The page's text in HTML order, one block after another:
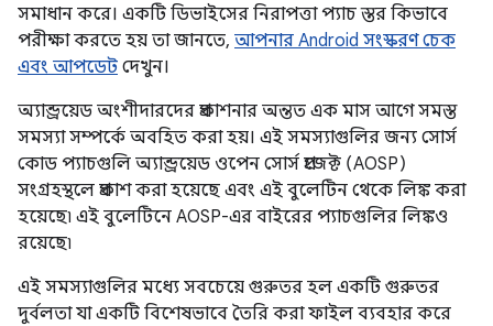
সমাধান করে। একটি ডিভাইসের নিরাপত্তা প্যাচ স্তর কিভাবে
পরীক্ষা করতে হয় তা জানতে, আপনার Android সংস্করণ চেক
এবং আপডেট দেখুন।
অ্যান্ড্রয়েড অংশীদারদের প্রকাশনার অন্তত এক মাস আগে সমস্ত
সমস্যা সম্পর্কে অবহিত করা হয়। এই সমস্যাগুলির জন্য সোর্স
কোড প্যাচগুলি অ্যান্ড্রয়েড ওপেন সোর্স প্রজেক্ট (AOSP)
সংগ্রহস্থলে প্রকাশ করা হয়েছে এবং এই বুলেটিন থেকে লিঙ্ক করা
হয়েছে৷ এই বুলেটিনে AOSP-এর বাইরের প্যাচগুলির লিঙ্কও
রয়েছে৷
এই সমস্যাগুলির মধ্যে সবচেয়ে গুরুতর হল একটি গুরুতর
দুর্বলতা যা একটি বিশেষভাবে তৈরি করা ফাইল ব্যবহার করে